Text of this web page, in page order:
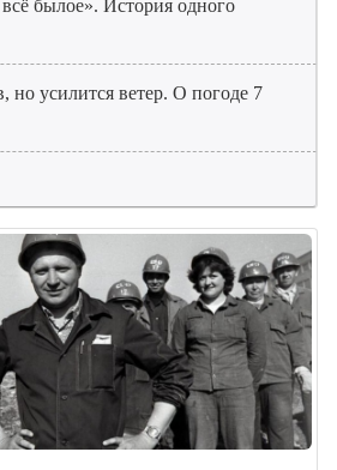
былое». История одного
но усилится ветер. О погоде 7